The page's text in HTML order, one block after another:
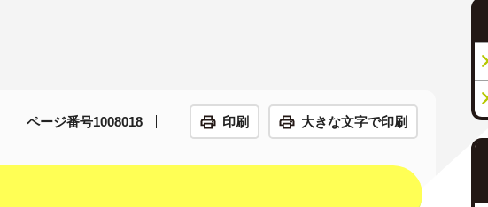
ページ番号1008018 印刷 大きな文字で印刷